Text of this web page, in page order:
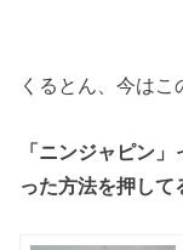
くるとん、今はこ
「ニンジャピン
った方法を押して